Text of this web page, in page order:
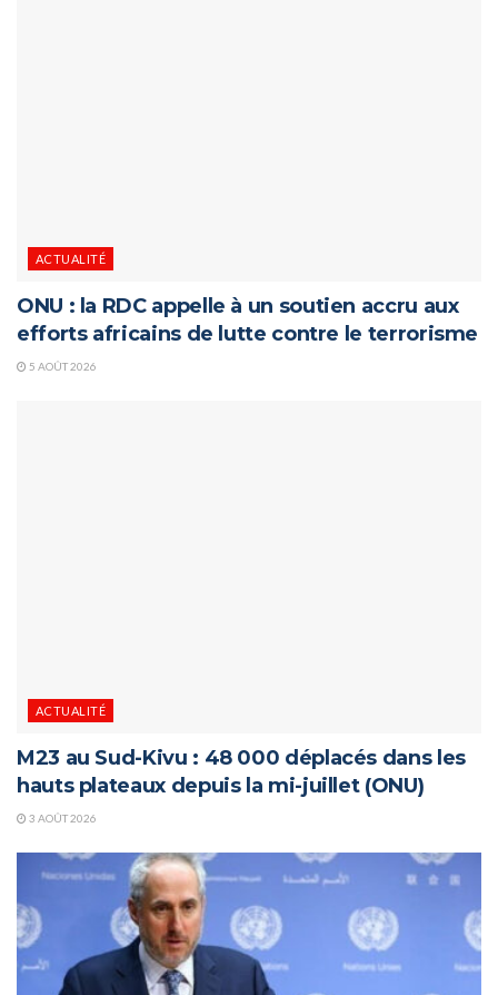
ACTUALITÉ
ONU : la RDC appelle à un soutien accru aux
efforts africains de lutte contre le terrorisme
5 AOÛT 2026
ACTUALITÉ
M23 au Sud-Kivu : 48 000 déplacés dans les
hauts plateaux depuis la mi-juillet (ONU)
3 AOÛT 2026